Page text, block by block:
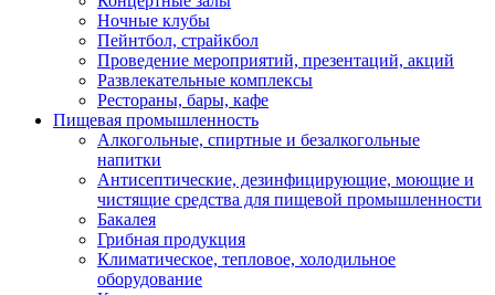
Ночные клубы
Пейнтбол, страйкбол
Проведение мероприятий, презентаций, акций
Развлекательные комплексы
Рестораны, бары, кафе
Пищевая промышленность
Алкогольные, спиртные и безалкогольные
напитки
Антисептические, дезинфицирующие, моющие и
чистящие средства для пищевой промышленности
Бакалея
Грибная продукция
Климатическое, тепловое, холодильное
оборудование